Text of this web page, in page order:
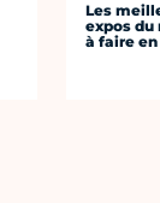
Les
expos
à faire